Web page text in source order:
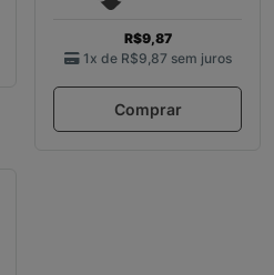
R$9,87
1x de R$9,87 sem juros
Comprar